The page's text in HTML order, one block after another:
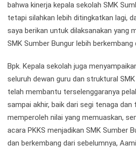
bahwa kinerja kepala sekolah SMK
tetapi silahkan lebih ditingkatkan lagi,
saya berikan untuk dilaksanakan yang
SMK Sumber Bungur lebih berkembang
Bpk. Kepala sekolah juga
seluruh dewan guru dan struktural
telah membantu terselenggaranya
sampai akhir, baik dari segi tenaga dan
memperoleh nilai yang memuaskan,
acara PKKS menjadikan SMK Sumber
dan berkembang dari sebelumnya,